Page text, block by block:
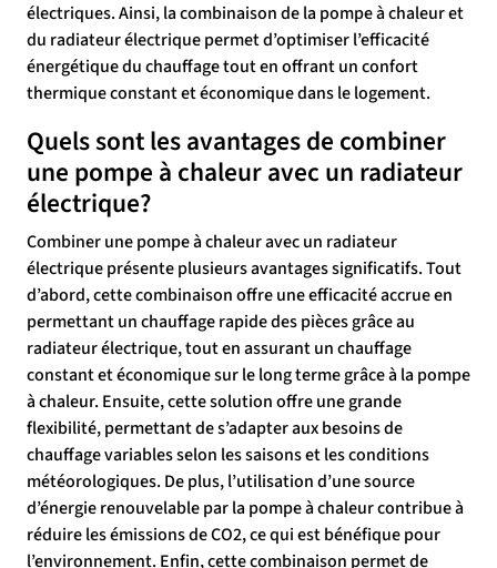
électriques. Ainsi, la combinaison de la pompe à chaleur et
du radiateur électrique permet d’optimiser l’efficacité
énergétique du chauffage tout en offrant un confort
thermique constant et économique dans le logement.
Quels sont les avantages de combiner
une pompe à chaleur avec un radiateur
électrique?
Combiner une pompe à chaleur avec un radiateur
électrique présente plusieurs avantages significatifs. Tout
d’abord, cette combinaison offre une efficacité accrue en
permettant un chauffage rapide des pièces grâce au
radiateur électrique, tout en assurant un chauffage
constant et économique sur le long terme grâce à la pompe
à chaleur. Ensuite, cette solution offre une grande
flexibilité, permettant de s’adapter aux besoins de
chauffage variables selon les saisons et les conditions
météorologiques. De plus, l’utilisation d’une source
d’énergie renouvelable par la pompe à chaleur contribue à
réduire les émissions de CO2, ce qui est bénéfique pour
l’environnement. Enfin, cette combinaison permet de